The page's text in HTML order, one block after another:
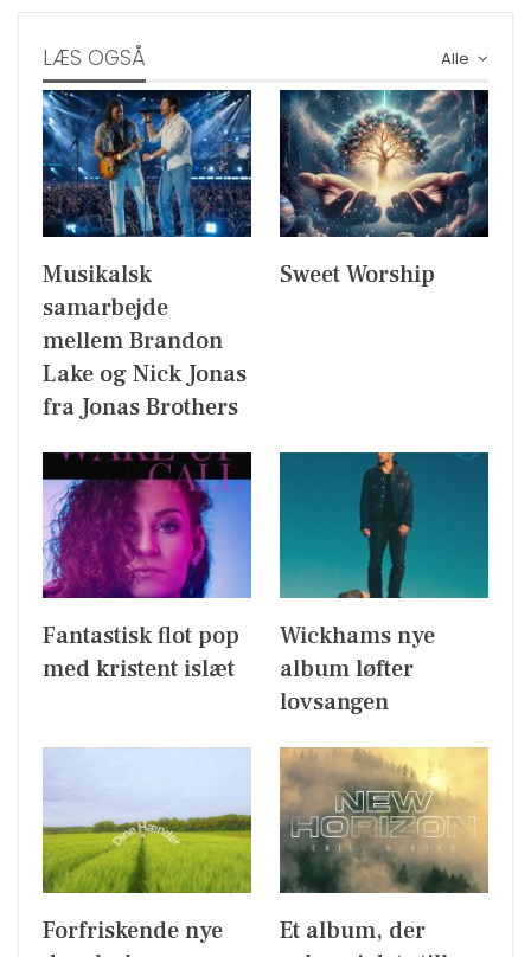
Alle
LÆS OGSÅ
Musikalsk
samarbejde
mellem Brandon
Lake og Nick Jonas
fra Jonas Brothers
Sweet Worship
Fantastisk flot pop
med kristent islæt
Wickhams nye
album løfter
lovsangen
Forfriskende nye
Et album, der